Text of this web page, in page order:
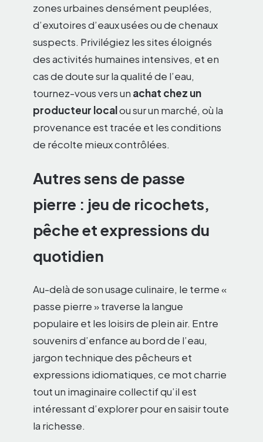
zones urbaines densément peuplées,
d’exutoires d’eaux usées ou de chenaux
suspects. Privilégiez les sites éloignés
des activités humaines intensives, et en
cas de doute sur la qualité de l’eau,
tournez-vous vers un achat chez un
producteur localou sur un marché, où la
provenance est tracée et les conditions
de récolte mieux contrôlées.
Autres sens de passe
pierre : jeu de ricochets,
pêche et expressions du
quotidien
Au-delà de son usage culinaire, le terme «
passe pierre » traverse la langue
populaire et les loisirs de plein air. Entre
souvenirs d’enfance au bord de l’eau,
jargon technique des pêcheurs et
expressions idiomatiques, ce mot charrie
tout un imaginaire collectif qu’il est
intéressant d’explorer pour en saisir toute
la richesse.